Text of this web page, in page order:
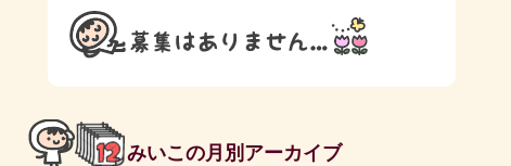
みいこの月別アーカイブ